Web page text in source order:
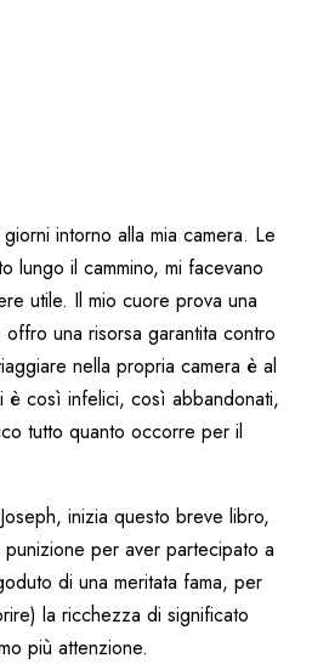
intorno alla mia camera. Le
lungo il cammino, mi facevano
utile. Il mio cuore prova una
una risorsa garantita contro
nella propria camera è al
è così infelici, così abbandonati,
tutto quanto occorre per il
inizia questo breve libro,
per aver partecipato a
di una meritata fama, per
la ricchezza di significato
più attenzione.